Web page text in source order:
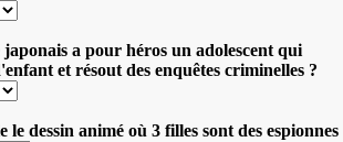
japonais a pour héros un adolescent qui
et résout des enquêtes criminelles ?
le dessin animé où 3 filles sont des espionnes